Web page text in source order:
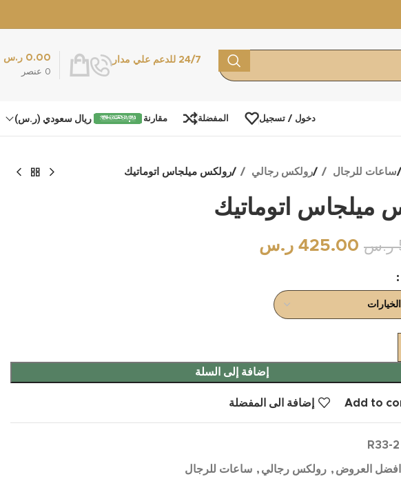
24/7 للدعم علي مدار
0 عنصر
0.00 ر.س
دخول / تسجيل المفضلة مقارنة ريال سعودي (ر.س)
ساعات للرجال رولكس رجالي رولكس ميلجاس اتوماتيك
ميلجاس اتوماتيك
ر.س 425.00 ر.س
إضافة إلى السلة
Add to إضافة الى المفضلة
R33-2
افضل العروض , رولكس رجالي , ساعات للرجال